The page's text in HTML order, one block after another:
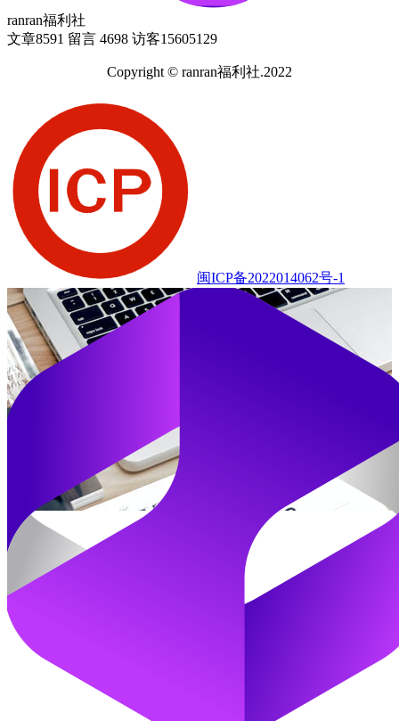
ranran福利社
文章8591 留言 4698 访客15605129
Copyright © ranran福利社.2022
闽ICP备2022014062号-1